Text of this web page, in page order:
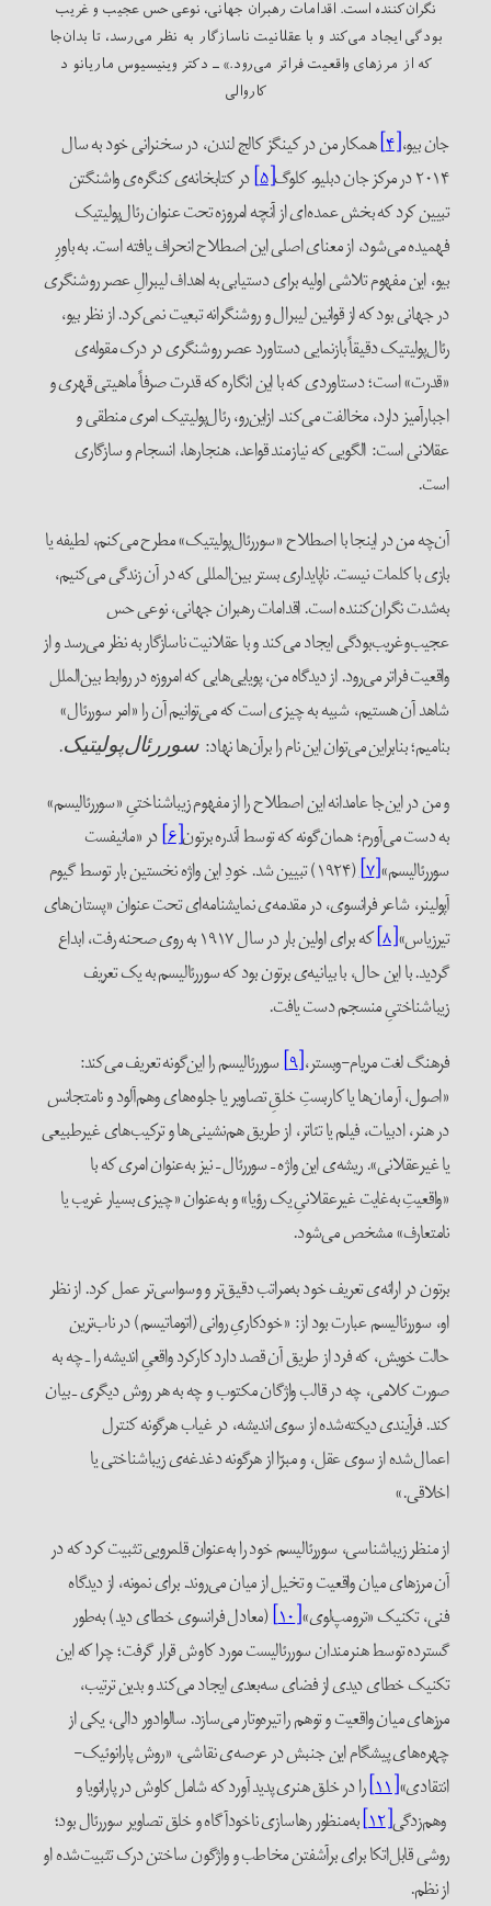
نگران‌کننده است. اقدامات رهبران جهانی، نوعی حس عجیب و غریب
‌بودگی ایجاد می‌کند و با عقلانیت ناسازگار به نظر می‌رسد، تا بدان‌جا
که از مرزهای واقعیت فراتر می‌رود.» ـ دکتر وینیسیوس ماریانو د
کاروالی
جان بیو،[۴] همکار من در کینگز کالج لندن، در سخنرانی خود به سال
۲۰۱۴ در مرکز جان دبلیو. کلوگ
[۵] در کتابخانه‌ی کنگره‌ی واشنگتن
تبیین کرد که بخش عمده‌ای از آنچه امروزه تحت عنوان رئال‌پولیتیک
فهمیده می‌شود، از معنای اصلی این اصطلاح انحراف یافته است. به باورِ
بیو، این مفهوم تلاشی اولیه برای دستیابی به اهداف لیبرالِ عصر روشنگری
در جهانی بود که از قوانین لیبرال و روشنگرانه تبعیت نمی‌کرد. از نظر بیو،
رئال‌پولیتیک دقیقاً بازنمایی دستاورد عصر روشنگری در درک مقوله‌ی
«قدرت» است؛ دستاوردی که با این انگاره که قدرت صرفاً ماهیتی قهری و
اجبارآمیز دارد، مخالفت می‌کند. از‌این‌رو، رئال‌پولیتیک امری منطقی و
عقلانی است: الگویی که نیازمند قواعد، هنجارها، انسجام و سازگاری
است.
آن‌چه من در اینجا با اصطلاح «سوررئال‌پولیتیک» مطرح می‌کنم، لطیفه‌ یا
بازی با کلمات نیست. ناپایداری بستر بین‌المللی که در آن زندگی می‌کنیم،
به‌شدت نگران‌کننده است. اقدامات رهبران جهانی، نوعی حس
عجیب‌و‌غریب‌بودگی ایجاد می‌کند و با عقلانیت ناسازگار به نظر می‌رسد و از
واقعیت فراتر می‌رود. از دیدگاه من، پویایی‌هایی که امروزه در روابط بین‌الملل
شاهد آن هستیم، شبیه به چیزی است که می‌توانیم آن را «امر سوررئال»
بنامیم؛ بنابراین می‌توان این نام را برآن‌ها نهاد: سوررئال‌پولیتیک.
و من در این‌جا عامدانه این اصطلاح را از مفهوم زیباشناختیِ «سوررئالیسم»
به دست می‌آورم؛ همان‌گونه که توسط آندره برتون[۶] در «مانیفست
سوررئالیسم»[۷]
(۱۹۲۴) تبیین شد. خودِ این واژه نخستین بار توسط گیوم
آپولینر، شاعر فرانسوی، در مقدمه‌ی نمایشنامه‌ای تحت عنوان «پستان‌های
تیرزیاس»[۸]
که برای اولین بار در سال ۱۹۱۷ به روی صحنه رفت، ابداع
گردید. با این حال، با بیانیه‌ی برتون بود که سوررئالیسم به یک تعریف
زیباشناختیِ منسجم دست یافت.
فرهنگ لغت مریام-وبستر،[۹] سوررئالیسم را این‌گونه تعریف می‌کند:
«اصول، آرمان‌ها یا کاربستِ خلقِ تصاویر یا جلوه‌های وهم‌آلود و نامتجانس
در هنر، ادبیات، فیلم یا تئاتر، از طریق هم‌نشینی‌ها و ترکیب‌های غیرطبیعی
یا غیرعقلانی». ریشه‌ی این واژه – سوررئال – نیز به‌عنوان امری که با
«واقعیتِ به‌غایت غیرعقلانیِ یک رؤیا» و به‌عنوان «چیزی بسیار غریب یا
نامتعارف» مشخص می‌شود.
برتون در ارائه‌ی تعریف خود به‌مراتب دقیق‌تر و وسواسی‌تر عمل کرد. از نظر
او، سوررئالیسم عبارت بود از: «خودکاریِ روانی (اتوماتیسم) در ناب‌ترین
حالت خویش، که فرد از طریق آن قصد دارد کارکرد واقعیِ اندیشه را ـ چه به
صورت کلامی، چه در قالب واژگان مکتوب و چه به هر روش دیگری ـ بیان
کند. فرآیندی دیکته‌شده از سوی اندیشه، در غیاب هرگونه کنترل
اعمال‌شده از سوی عقل، و مبرّا از هرگونه دغدغه‌ی زیباشناختی یا
اخلاقی.»
از منظر زیباشناسی، سوررئالیسم خود را به‌عنوان قلمرویی تثبیت کرد که در
آن مرزهای میان واقعیت و تخیل از میان می‌روند. برای نمونه، از دیدگاه
فنی، تکنیک «ترومپ‌لوی»[۱۰]
(معادل فرانسوی خطای دید) به‌طور
گسترده توسط هنرمندان سوررئالیست مورد کاوش قرار گرفت؛ چرا که این
تکنیک خطای دیدی از فضای سه‌بعدی ایجاد می‌کند و بدین ترتیب،
مرزهای میان واقعیت و توهم را تیره‌و‌تار می‌سازد. سالوادور دالی، یکی از
چهره‌های پیشگام این جنبش در عرصه‌ی نقاشی، «روش پارانوئیک-
انتقادی»[۱۱]
را در خلق هنری پدید آورد که شامل کاوش در پارانویا و
وهم‌زدگی[۱۲]
به‌منظور رهاسازی ناخودآگاه و خلق تصاویر سوررئال بود؛
روشی قابل‌اتکا برای برآشفتن مخاطب و واژگون ساختن درک تثبیت‌شده او
از نظم.